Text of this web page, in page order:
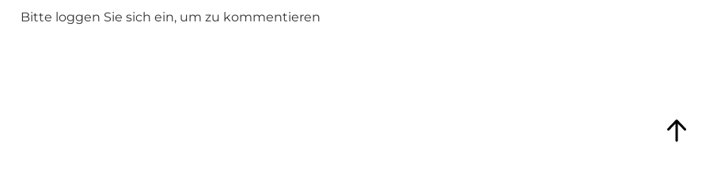
Bitte loggen Sie sich ein, um zu kommentieren